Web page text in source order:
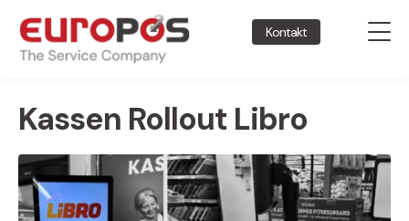
Kontakt
Kassen Rollout Libro